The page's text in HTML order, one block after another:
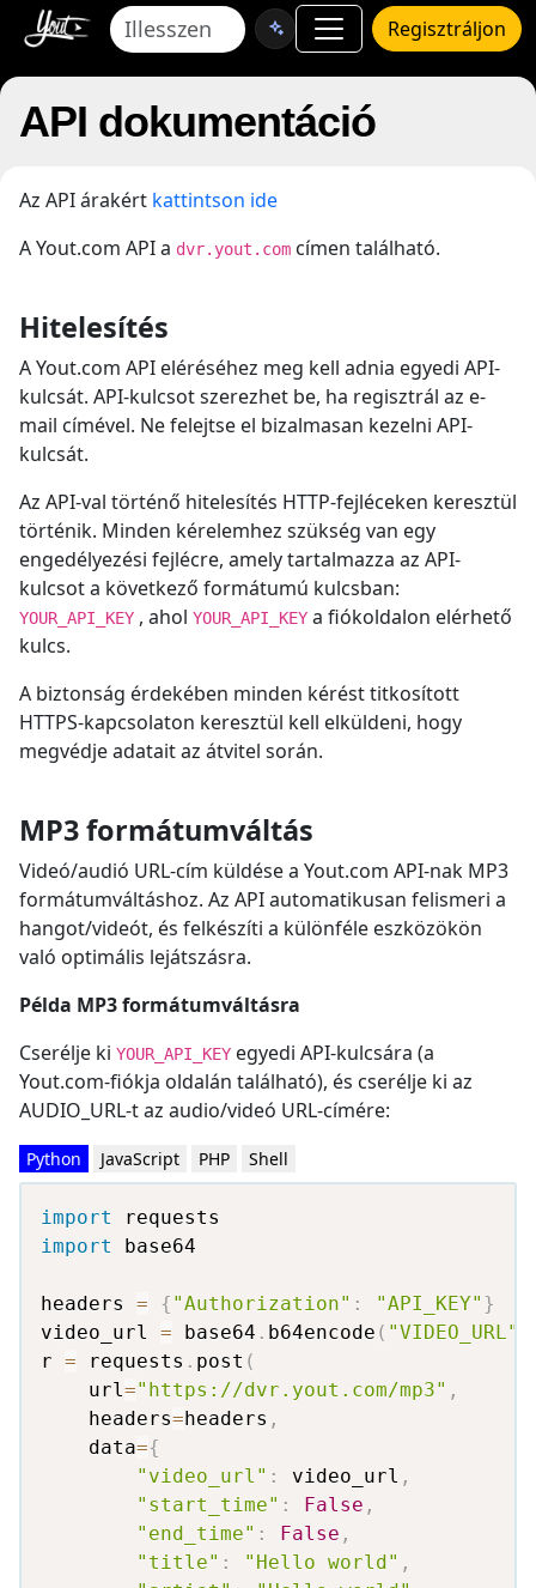
Regisztráljon
API dokumentáció
Az API árakért kattintson ide
A Yout.com API a dvr.yout.com címen található.
Hitelesítés
A Yout.com API eléréséhez meg kell adnia egyedi API-
kulcsát. API-kulcsot szerezhet be, ha regisztrál az e-
mail címével. Ne felejtse el bizalmasan kezelni API-
kulcsát.
Az API-val történő hitelesítés HTTP-fejléceken keresztül
történik. Minden kérelemhez szükség van egy
engedélyezési fejlécre, amely tartalmazza az API-
kulcsot a következő formátumú kulcsban:
YOUR_API_KEY , ahol YOUR_API_KEY a fiókoldalon elérhető
kulcs.
A biztonság érdekében minden kérést titkosított
HTTPS-kapcsolaton keresztül kell elküldeni, hogy
megvédje adatait az átvitel során.
MP3 formátumváltás
Videó/audió URL-cím küldése a Yout.com API-nak MP3
formátumváltáshoz. Az API automatikusan felismeri a
hangot/videót, és felkészíti a különféle eszközökön
való optimális lejátszásra.
Példa MP3 formátumváltásra
Cserélje ki YOUR_API_KEY egyedi API-kulcsára (a
Yout.com-fiókja oldalán található), és cserélje ki az
AUDIO_URL-t az audio/videó URL-címére:
Python JavaScript PHP Shell
import
import base64
headers = { "Authorization" : "API_KEY" }
video_url = base64 . b64encode ( "VIDEO_URL"
r = requests . post (
    url
="https://dvr.yout.com/mp3" ,
    headers
=headers ,
    data
={
"video_url" : video_url ,
"start_time" : False ,
"end_time" : False ,
"title" : "Hello world" ,